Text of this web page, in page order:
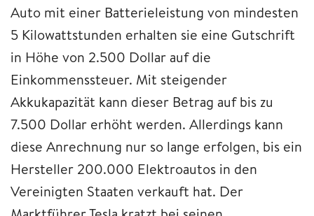
Auto mit einer Batterieleistung von mindesten
5 Kilowattstunden erhalten sie eine Gutschrift
in Höhe von 2.500 Dollar auf die
Einkommenssteuer. Mit steigender
Akkukapazität kann dieser Betrag auf bis zu
7.500 Dollar erhöht werden. Allerdings kann
diese Anrechnung nur so lange erfolgen, bis ein
Hersteller 200.000 Elektroautos in den
Vereinigten Staaten verkauft hat. Der